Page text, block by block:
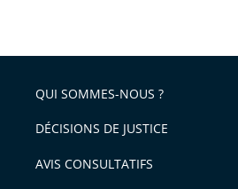
arriver
après
l'article
pour
avant
QUI SOMMES-NOUS ?
DÉCISIONS DE JUSTICE
AVIS CONSULTATIFS